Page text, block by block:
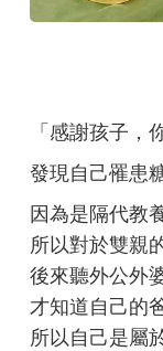
「感謝孩子，
發現自己罹患
因為是隔代教
所以對於雙親
後來聽外公外
才知道自己的
所以自己是屬